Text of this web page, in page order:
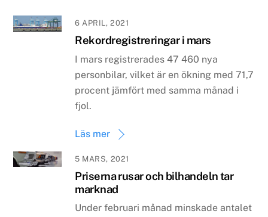
6 APRIL, 2021
Rekordregistreringar i mars
I mars registrerades 47 460 nya
personbilar, vilket är en ökning med 71,7
procent jämfört med samma månad i
fjol.
Läs mer
5 MARS, 2021
Priserna rusar och bilhandeln tar
marknad
Under februari månad minskade antalet